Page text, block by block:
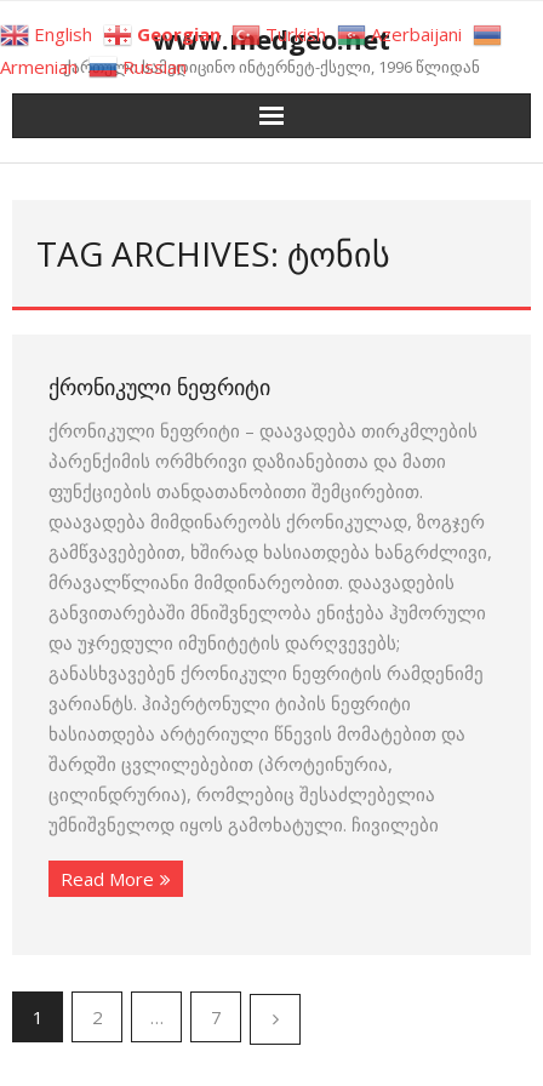
to
content
www.medgeo.net
ქართული სამედიცინო ინტერნეტ-ქსელი, 1996 წლიდან
TAG ARCHIVES: ᲢᲝᲜᲘᲡ
ᲥᲠᲝᲜᲘᲙᲣᲚᲘ ᲜᲔᲤᲠᲘᲢᲘ
ქრონიკული ნეფრიტი – დაავადება თირკმლების
პარენქიმის ორმხრივი დაზიანებითა და მათი
ფუნქციების თანდათანობითი შემცირებით.
დაავადება მიმდინარეობს ქრონიკულად, ზოგჯერ
გამწვავებებით, ხშირად ხასიათდება ხანგრძლივი,
მრავალწლიანი მიმდინარეობით. დაავადების
განვითარებაში მნიშვნელობა ენიჭება ჰუმორული
და უჯრედული იმუნიტეტის დარღვევებს;
განასხვავებენ ქრონიკული ნეფრიტის რამდენიმე
ვარიანტს. ჰიპერტონული ტიპის ნეფრიტი
ხასიათდება არტერიული წნევის მომატებით და
შარდში ცვლილებებით (პროტეინურია,
ცილინდრურია), რომლებიც შესაძლებელია
უმნიშვნელოდ იყოს გამოხატული. ჩივილები
Read More
1 2 … 7
English Georgian Turkish
Azerbaijani
Armenian
Russian